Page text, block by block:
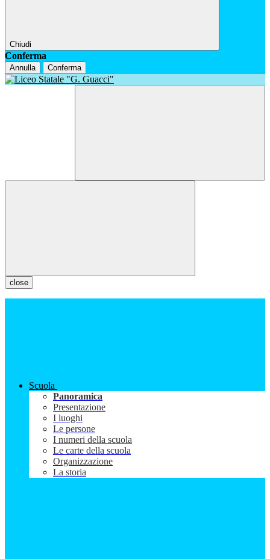
Chiudi
Conferma
Annulla Conferma
close
Scuola
Panoramica
Presentazione
I luoghi
Le persone
I numeri della scuola
Le carte della scuola
Organizzazione
La storia